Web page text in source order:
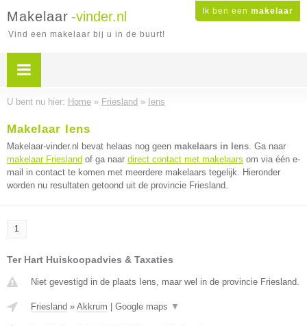
Ik ben een makelaar
Makelaar -vinder.nl
Vind een makelaar bij u in de buurt!
U bent nu hier: Home » Friesland » Iens
Makelaar Iens
Makelaar-vinder.nl bevat helaas nog geen makelaars in Iens. Ga naar
makelaar Friesland of ga naar direct contact met makelaars om via één e-
mail in contact te komen met meerdere makelaars tegelijk. Hieronder
worden nu resultaten getoond uit de provincie Friesland.
1
Ter Hart Huiskoopadvies & Taxaties
Niet gevestigd in de plaats Iens, maar wel in de provincie Friesland.
Friesland » Akkrum Google maps ▼